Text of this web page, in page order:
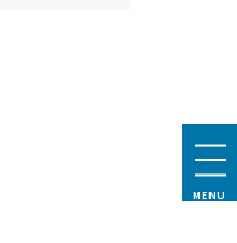
MENU